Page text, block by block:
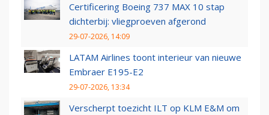
Certificering Boeing 737 MAX 10 stap
dichterbij: vliegproeven afgerond
29-07-2026, 14:09
LATAM Airlines toont interieur van nieuwe
Embraer E195-E2
29-07-2026, 13:34
Verscherpt toezicht ILT op KLM E&M om